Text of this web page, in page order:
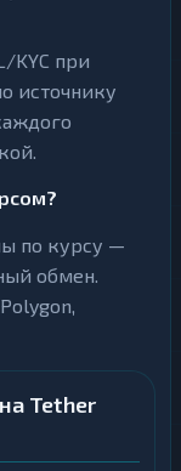
KYC при
источнику
по курсу —
обмен.
Tether